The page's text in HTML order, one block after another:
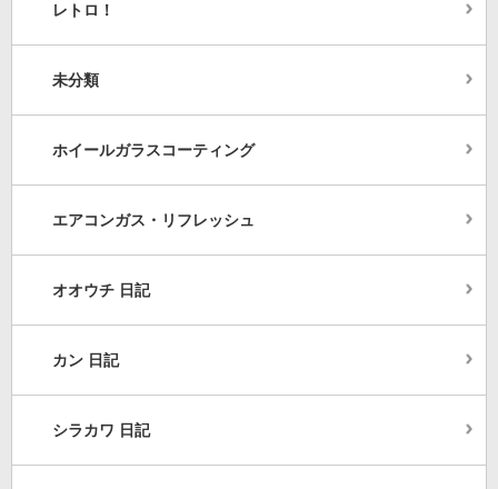
レトロ！
未分類
ホイールガラスコーティング
エアコンガス・リフレッシュ
オオウチ 日記
カン 日記
シラカワ 日記